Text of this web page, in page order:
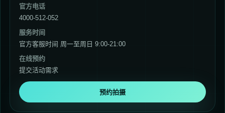
官方电话
4000-512-052
服务时间
官方客服时间 周一至周日 9:00-21:00
在线预约
提交活动需求
预约拍摄